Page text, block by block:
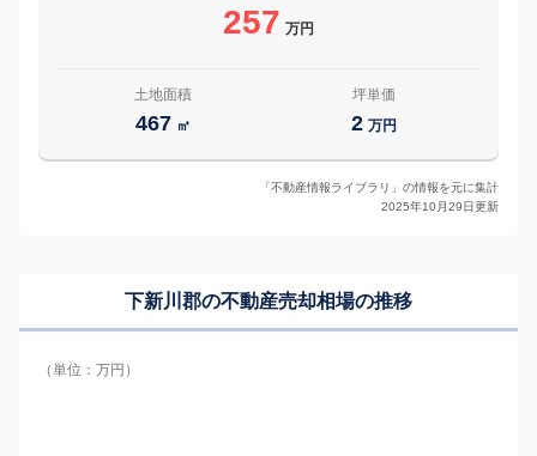
257 万円
土地面積
467 ㎡
坪単価
2 万円
「不動産情報ライブラリ」の情報を元に集計
2025年10月29日更新
下新川郡の不動産売却相場の推移
（単位：万円）